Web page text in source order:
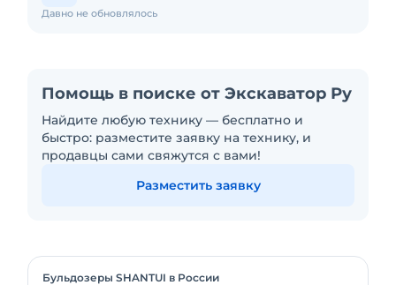
Давно не обновлялось
Помощь в поиске от Экскаватор Ру
Найдите любую технику — бесплатно и
быстро: разместите заявку на технику, и
продавцы сами свяжутся с вами!
Разместить заявку
Бульдозеры SHANTUI в России